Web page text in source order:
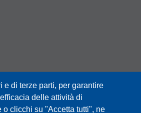
di terze parti, per garantire
delle attività di
clicchi su "Accetta tutti", ne